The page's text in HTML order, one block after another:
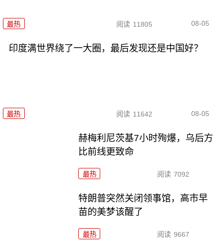
最热 阅读 11805 08-05
印度满世界绕了一大圈，最后发现还是中国好？
最热 阅读 11642 08-05
赫梅利尼茨基7小时殉爆，乌后方
比前线更致命
最热 阅读 7092
特朗普突然关闭领事馆，高市早
苗的美梦该醒了
最热 阅读 9667